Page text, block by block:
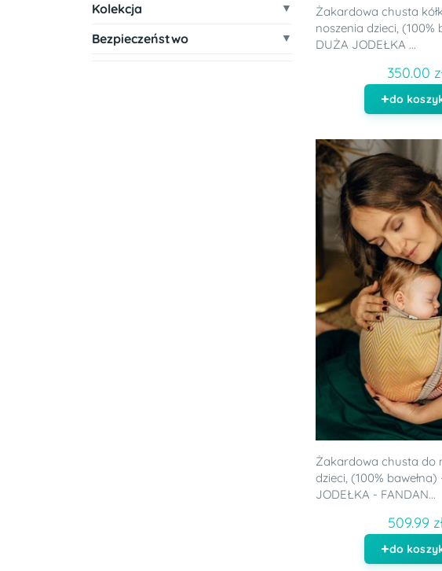
Kolekcja
Bezpieczeństwo
Żakardowa chusta
noszenia dzieci, (100%
DUŻA JODEŁKA ...
350.00
do
Żakardowa chusta do
dzieci, (100%
JODEŁKA - FANDAN...
509.99
do